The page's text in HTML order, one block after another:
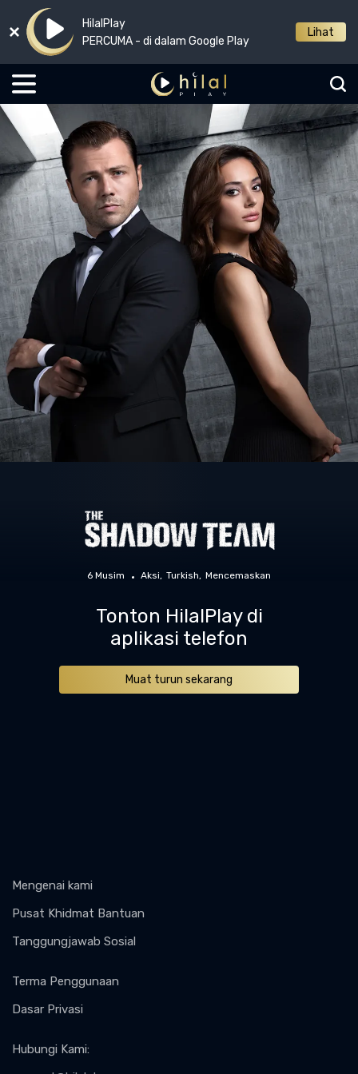
HilalPlay
PERCUMA - di dalam Google Play
Lihat
6 Musim Aksi Turkish Mencemaskan
Tonton HilalPlay di
aplikasi telefon
Muat turun sekarang
Mengenai kami
Pusat Khidmat Bantuan
Tanggungjawab Sosial
Terma Penggunaan
Dasar Privasi
Hubungi Kami: